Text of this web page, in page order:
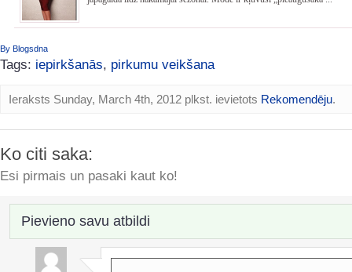
By Blogsdna
Tags: iepirkšanās, pirkumu veikšana
Ieraksts Sunday, March 4th, 2012 plkst. ievietots Rekomendēju.
Ko citi saka:
Esi pirmais un pasaki kaut ko!
Pievieno savu atbildi